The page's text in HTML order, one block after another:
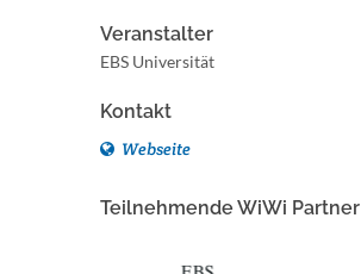
Veranstalter
EBS Universität
Kontakt
Webseite
Teilnehmende WiWi Partner